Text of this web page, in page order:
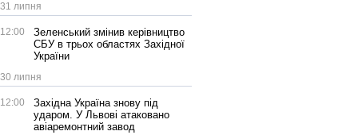
31 липня
12:00
Зеленський змінив керівництво
СБУ в трьох областях Західної
України
30 липня
12:00
Західна Україна знову під
ударом. У Львові атаковано
авіаремонтний завод